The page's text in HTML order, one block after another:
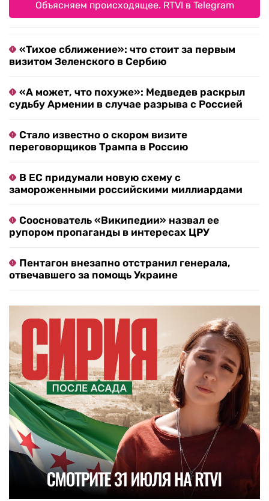
Объясняем происходящее. RTVI в Telegram
«Тихое сближение»: что стоит за первым
визитом Зеленского в Сербию
«А может, что похуже»: Медведев раскрыл
судьбу Армении в случае разрыва с Россией
Стало известно о скором визите
переговорщиков Трампа в Россию
В ЕС придумали новую схему с
замороженными российскими миллиардами
Сооснователь «Википедии» назвал ее
рупором пропаганды в интересах ЦРУ
Пентагон внезапно отстранил генерала,
отвечавшего за помощь Украине